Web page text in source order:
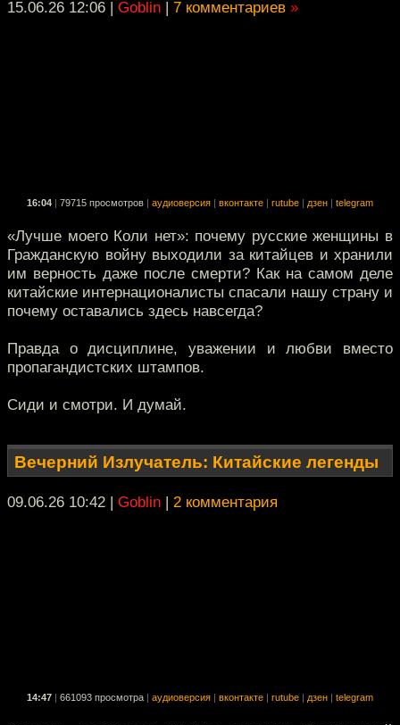
15.06.26 12:06 | Goblin | 7 комментариев »
16:04 79715 просмотров аудиоверсия вконтакте rutube дзен telegram
«Лучше моего Коли нет»: почему русские женщины в
Гражданскую войну выходили за китайцев и хранили
им верность даже после смерти? Как на самом деле
китайские интернационалисты спасали нашу страну и
почему оставались здесь навсегда?
Правда о дисциплине, уважении и любви вместо
пропагандистских штампов.
Сиди и смотри. И думай.
Вечерний Излучатель: Китайские легенды
09.06.26 10:42 | Goblin | 2 комментария
14:47 | 661093 просмотра | аудиоверсия | вконтакте | rutube | дзен | telegram